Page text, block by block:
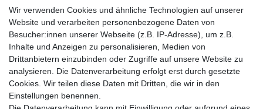
Pflegehinweise
Artikel-Details
Die Blumenschale Cortina in anthrazit hat einen Durchmesser von
40 Zentimetern und ist aus hochwertigem Kunststoff hergestellt.
Wir verwenden Cookies und ähnliche Technologien auf unserer
Website und verarbeiten personenbezogene Daten von
Besucher:innen unserer Webseite (z.B. IP-Adresse), um z.B.
Inhalte und Anzeigen zu personalisieren, Medien von
Drittanbietern einzubinden oder Zugriffe auf unsere Website zu
analysieren. Die Datenverarbeitung erfolgt erst durch gesetzte
Cookies. Wir teilen diese Daten mit Dritten, die wir in den
Einstellungen benennen.